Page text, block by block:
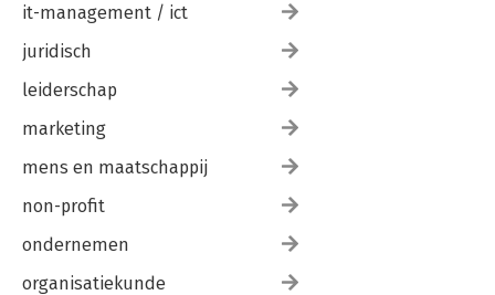
it-management / ict
juridisch
leiderschap
marketing
mens en maatschappij
non-profit
ondernemen
organisatiekunde